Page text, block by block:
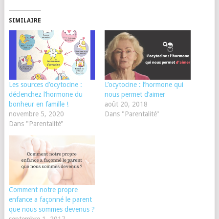
SIMILAIRE
Les sources d’ocytocine :
déclenchez l’hormone du
bonheur en famille !
novembre 5, 2020
Dans "Parentalité"
L’ocytocine : l’hormone qui
nous permet d’aimer
août 20, 2018
Dans "Parentalité"
Comment notre propre
enfance a façonné le parent
que nous sommes devenus ?